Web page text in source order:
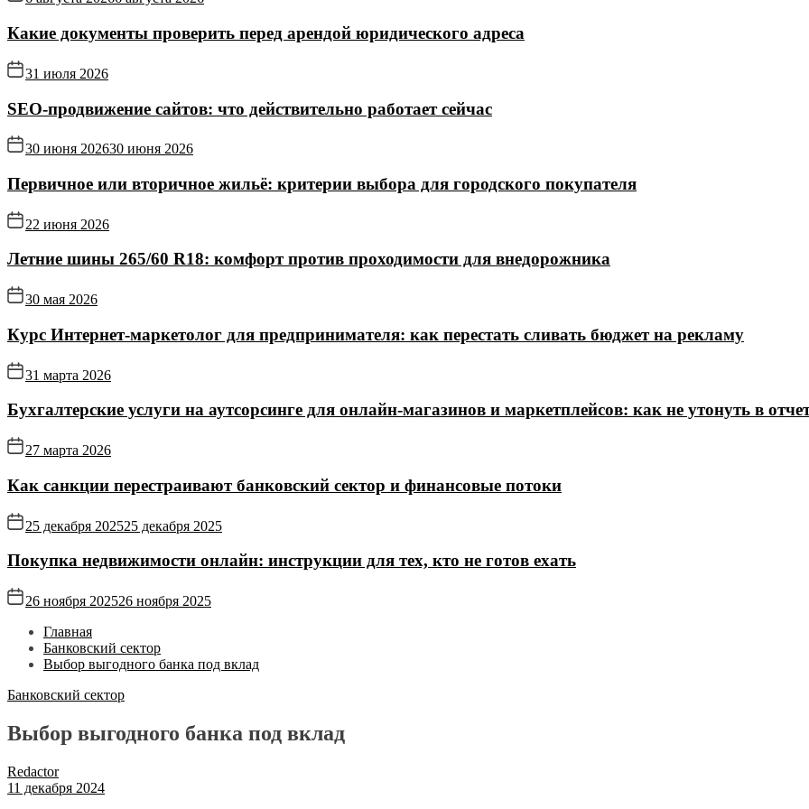
Какие документы проверить перед арендой юридического адреса
31 июля 2026
SEO-продвижение сайтов: что действительно работает сейчас
30 июня 202630 июня 2026
Первичное или вторичное жильё: критерии выбора для городского покупателя
22 июня 2026
Летние шины 265/60 R18: комфорт против проходимости для внедорожника
30 мая 2026
Курс Интернет‑маркетолог для предпринимателя: как перестать сливать бюджет на рекламу
31 марта 2026
Бухгалтерские услуги на аутсорсинге для онлайн‑магазинов и маркетплейсов: как не утонуть в
27 марта 2026
Как санкции перестраивают банковский сектор и финансовые потоки
25 декабря 202525 декабря 2025
Покупка недвижимости онлайн: инструкции для тех, кто не готов ехать
26 ноября 202526 ноября 2025
Главная
Банковский сектор
Выбор выгодного банка под вклад
Банковский сектор
Выбор выгодного банка под вклад
Redactor
11 декабря 2024